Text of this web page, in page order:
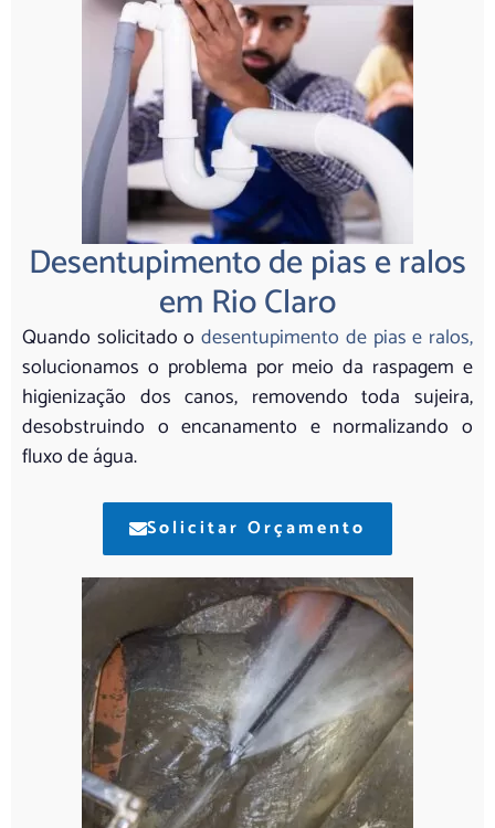
Desentupimento de pias e ralos
em Rio Claro
Quando solicitado odesentupimento de pias e ralos,
solucionamos o problema por meio da raspagem e
higienização dos canos, removendo toda sujeira,
desobstruindo o encanamento e normalizando o
fluxo de água.
Solicitar Orçamento